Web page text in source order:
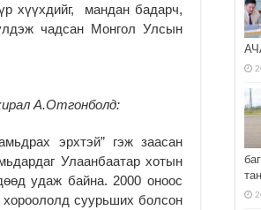
хүүхдийг, мандан бадарч,
чадсан Монгол Улсын
А.Отгонболд:
эрхтэй” гэж заасан
Улаанбаатар хотын
удаж байна. 2000 оноос
хороололд суурьших болсон